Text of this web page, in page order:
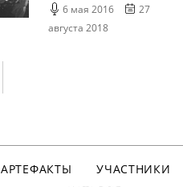
6 мая 2016
27
августа 2018
АРТЕФАКТЫ
УЧАСТНИКИ